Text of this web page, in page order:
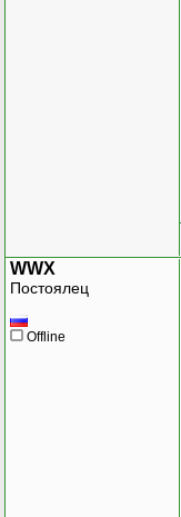
WWX
Постоялец
Offline